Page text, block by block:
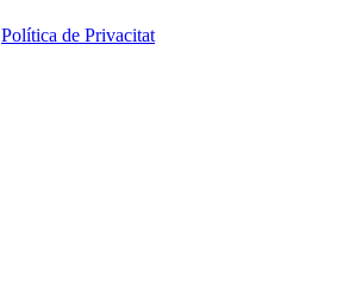
Política de Privacitat